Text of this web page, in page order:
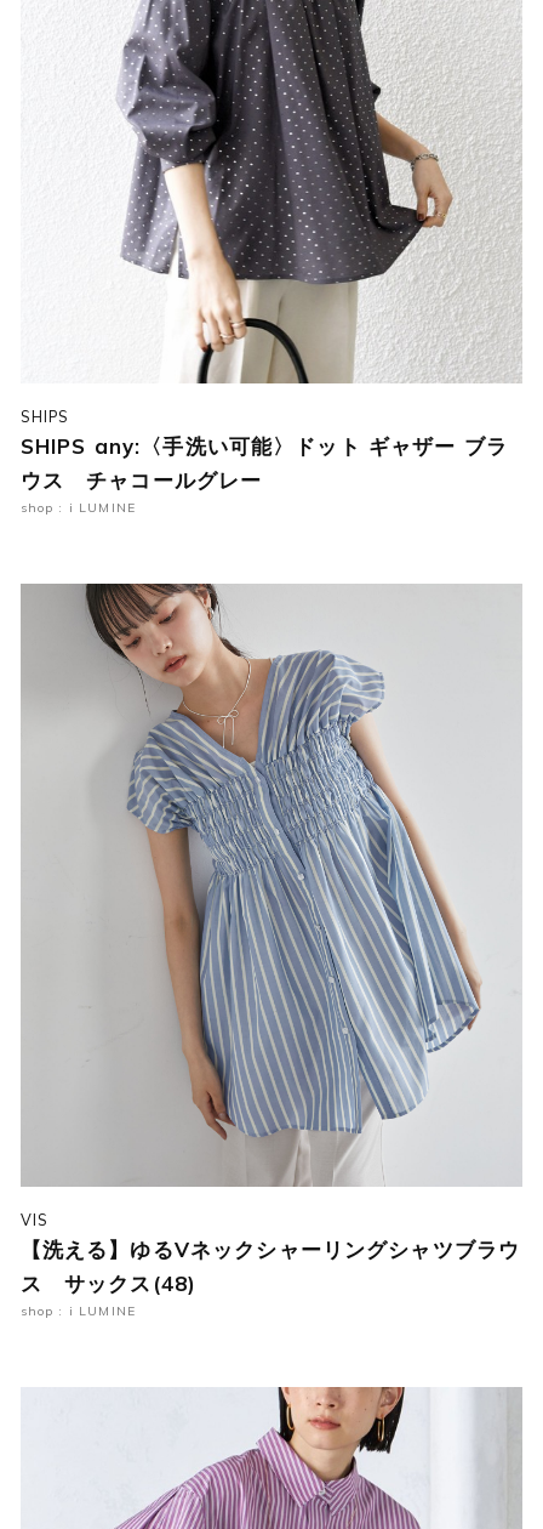
SHIPS
SHIPS any:〈手洗い可能〉ドット ギャザー ブラ
ウス チャコールグレー
shop : i LUMINE
VIS
【洗える】ゆるVネックシャーリングシャツブラウ
ス サックス(48)
shop : i LUMINE